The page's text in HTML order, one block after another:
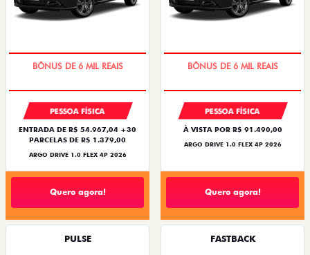
PESSOA FÍSICA
ENTRADA DE R$ 54.967,04 +30
PARCELAS DE R$ 1.379,00
ARGO DRIVE 1.0 FLEX 4P 2026
Quero agora!
PESSOA FÍSICA
À VISTA POR R$ 91.490,00
ARGO DRIVE 1.0 FLEX 4P 2026
Quero agora!
PULSE FASTBACK